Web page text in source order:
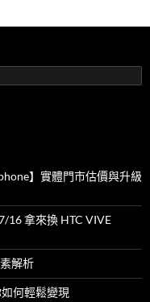
】實體門市估價與升級
16 拿來換 HTC VIVE
解析
何輕鬆變現